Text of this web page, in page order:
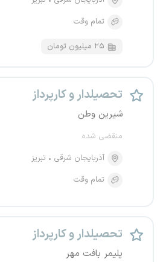
تمام وقت
۲۵ میلیون تومان
تحصیلدار و کارپرداز
شیرین وطن
منقضی شده
آذربایجان شرقی
تبریز
تمام وقت
تحصیلدار و کارپرداز
پلیمر بافت مهر